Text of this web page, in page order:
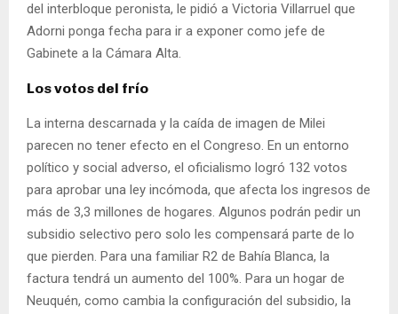
del interbloque peronista, le pidió a Victoria Villarruel que
Adorni ponga fecha para ir a exponer como jefe de
Gabinete a la Cámara Alta.
Los votos del frío
La interna descarnada y la caída de imagen de Milei
parecen no tener efecto en el Congreso. En un entorno
político y social adverso, el oficialismo logró 132 votos
para aprobar una ley incómoda, que afecta los ingresos de
más de 3,3 millones de hogares. Algunos podrán pedir un
subsidio selectivo pero solo les compensará parte de lo
que pierden. Para una familiar R2 de Bahía Blanca, la
factura tendrá un aumento del 100%. Para un hogar de
Neuquén, como cambia la configuración del subsidio, la